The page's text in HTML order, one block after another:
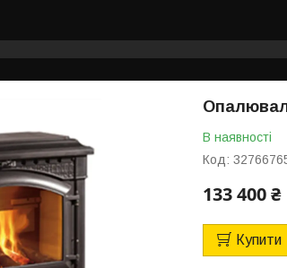
В наявності
Код:
133 400 ₴
Купити